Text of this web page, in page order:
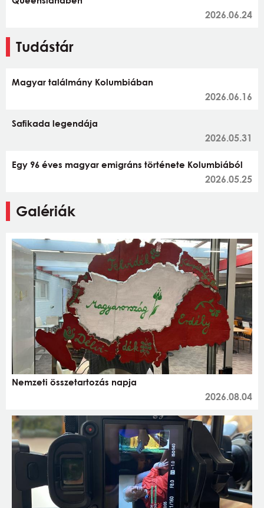
2026.06.24
Tudástár
Magyar találmány Kolumbiában
2026.06.16
Safikada legendája
2026.05.31
Egy 96 éves magyar emigráns története Kolumbiából
2026.05.25
Galériák
Nemzeti összetartozás napja
2026.08.04